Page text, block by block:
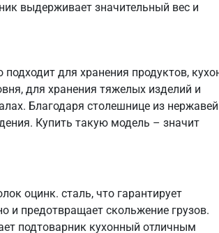
выдерживает значительный вес и
для хранения продуктов,
для хранения тяжелых изделий и
Благодаря столешнице из
Купить такую модель – значит
оцинк. сталь, что гарантирует
и предотвращает скольжение грузов.
подтоварник кухонный отличным